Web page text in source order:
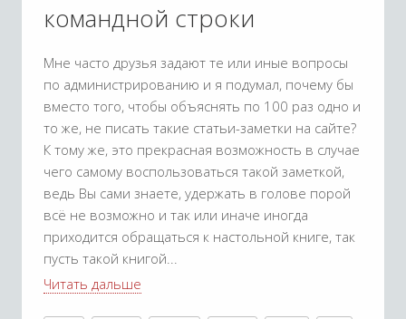
командной строки
Мне часто друзья задают те или иные вопросы
по администрированию и я подумал, почему бы
вместо того, чтобы объяснять по 100 раз одно и
то же, не писать такие статьи-заметки на сайте?
К тому же, это прекрасная возможность в случае
чего самому воспользоваться такой заметкой,
ведь Вы сами знаете, удержать в голове порой
всё не возможно и так или иначе иногда
приходится обращаться к настольной книге, так
пусть такой книгой
Читать дальше